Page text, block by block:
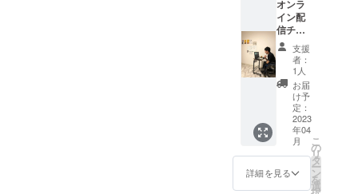
」キャ
ンパラ
バトル
などの
報告会
開催日
時 2023
年3月11
(土)19
時～21
時半 ル
クロ・
ド・マ
オンラ
イン配
信チ
ケット
＋オン
ライン
相談会
「聞い
てよ大
内さ
ん」 一
般社団
法人
フォー
スター
支援
者：
1人
お届
け予
定：
2023
年04
月
詳細を見る
こ
の
リ
タ
ー
ン
を
選